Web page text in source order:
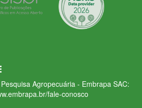
Agropecuária - Embrapa SAC:
fale-conosco